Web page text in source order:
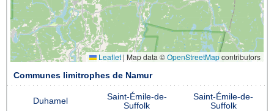
Leaflet | Map data ©OpenStreetMapcontributors
Communes limitrophes de Namur
Duhamel
Saint-Émile-de-
Suffolk
Saint-Émile-de-
Suffolk